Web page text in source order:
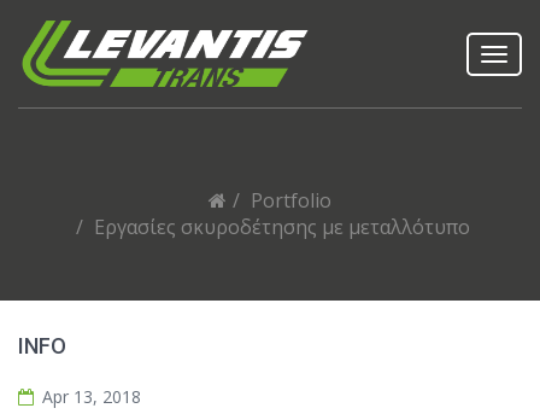
Portfolio
Eργασίες σκυροδέτησης με μεταλλότυπο
INFO
Apr 13, 2018